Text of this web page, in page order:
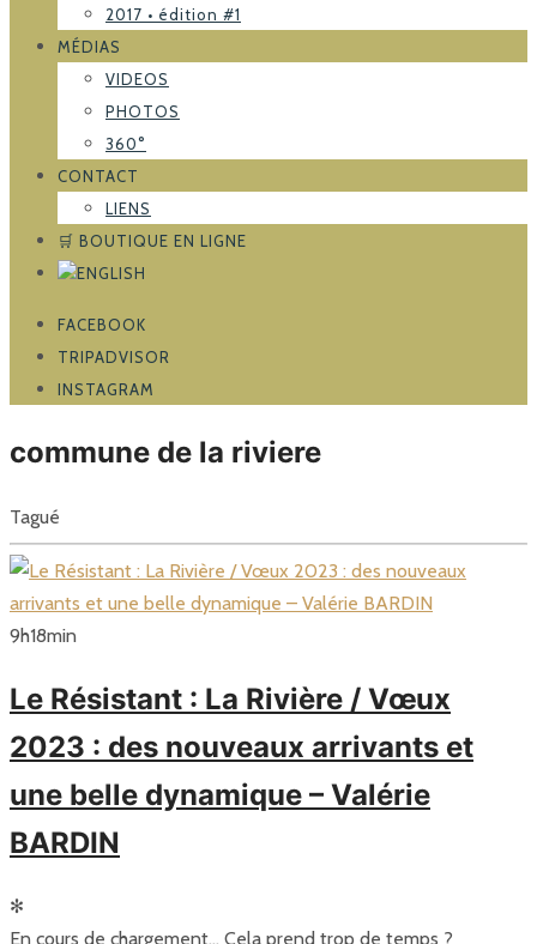
2017 • édition #1
MÉDIAS
VIDEOS
PHOTOS
360°
CONTACT
LIENS
🛒 BOUTIQUE EN LIGNE
FACEBOOK
TRIPADVISOR
INSTAGRAM
commune de la riviere
Tagué
9h18min
Le Résistant : La Rivière / Vœux
2023 : des nouveaux arrivants et
une belle dynamique – Valérie
BARDIN
✻
En cours de chargement… Cela prend trop de temps ?